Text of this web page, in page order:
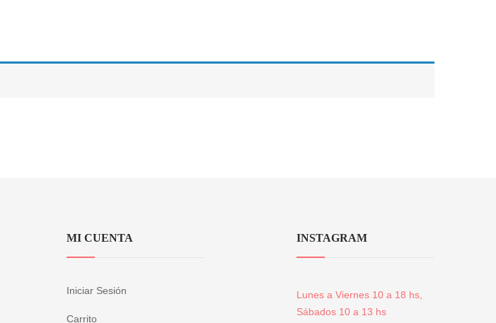
MI CUENTA
Iniciar Sesión
Carrito
INSTAGRAM
Lunes a Viernes 10 a 18 hs,
Sábados 10 a 13 hs